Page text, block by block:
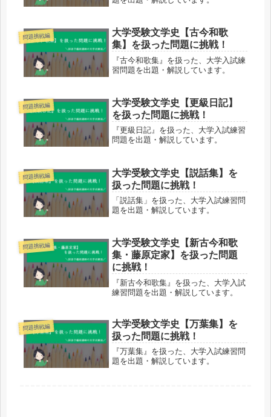
問題挑戦編
大学受験文学史【古今和歌
集】を扱った問題に挑戦！
『古今和歌集』を扱った、大学入試練
習問題を出題・解説しています。
問題挑戦編
大学受験文学史【更級日記】
を扱った問題に挑戦！
『更級日記』を扱った、大学入試練習
問題を出題・解説しています。
問題挑戦編
大学受験文学史【説話集】を
扱った問題に挑戦！
「説話集」を扱った、大学入試練習問
題を出題・解説しています。
問題挑戦編
大学受験文学史【新古今和歌
集・藤原定家】を扱った問題
に挑戦！
『新古今和歌集』を扱った、大学入試
練習問題を出題・解説しています。
問題挑戦編
大学受験文学史【万葉集】を
扱った問題に挑戦！
『万葉集』を扱った、大学入試練習問
題を出題・解説しています。